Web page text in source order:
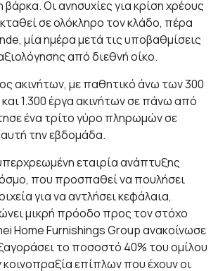
Οι ανησυχίες για κρίση χρέους
σε ολόκληρο τον κλάδο, πέρα
μία ημέρα μετά τις υποβαθμίσεις
από διεθνή οίκο.
ακινήτων, με παθητικό άνω των 300
1.300 έργα ακινήτων σε πάνω από
ένα τρίτο γύρο πληρωμών σε
την εβδομάδα.
εταιρία ανάπτυξης
που προσπαθεί να πουλήσει
για να αντλήσει κεφάλαια,
μικρή πρόοδο προς τον στόχο
Home Furnishings Group ανακοίνωσε
το ποσοστό 40% του ομίλου
επίπλων που έχουν οι